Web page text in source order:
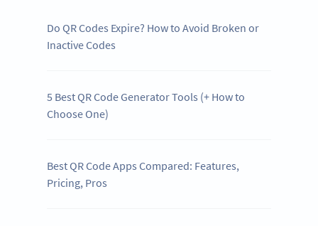
Do QR Codes Expire? How to Avoid Broken or
Inactive Codes
5 Best QR Code Generator Tools (+ How to
Choose One)
Best QR Code Apps Compared: Features,
Pricing, Pros